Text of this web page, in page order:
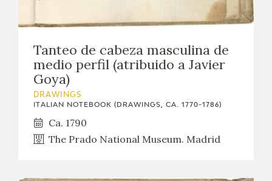
Tanteo de cabeza masculina de
medio perfil (atribuido a Javier
Goya)
DRAWINGS
ITALIAN NOTEBOOK (DRAWINGS, CA. 1770-1786)
Ca. 1790
The Prado National Museum. Madrid